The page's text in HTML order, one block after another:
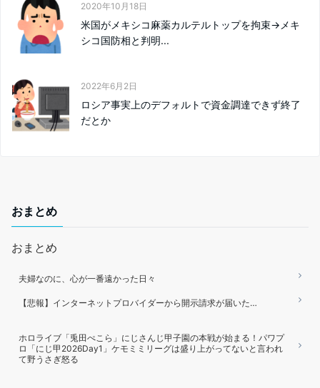
2020年10月18日
米国がメキシコ麻薬カルテルトップを拘束→メキ
シコ国防相と判明...
2022年6月2日
ロシア事実上のデフォルトで資金調達できず終了
だとか
おまとめ
おまとめ
夫婦なのに、心が一番遠かった日々
【悲報】インターネットプロバイダーから開示請求が届いた…
ホロライブ「兎田ぺこら」にじさんじ甲子園の本戦が始まる！パワプ
ロ「にじ甲2026Day1」ケモミミリーグは盛り上がってないと言われ
て野うさぎ怒る